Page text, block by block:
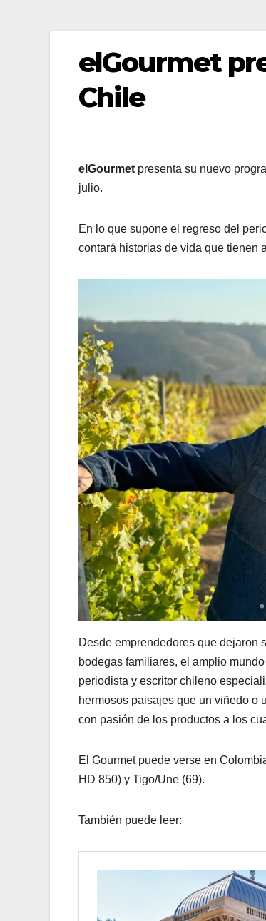
elGourmet
Chile
elGourmet presenta su nuevo
julio.
En lo que supone el regreso del
contará historias de vida que tienen
Desde emprendedores que dejaron
bodegas familiares, el amplio
periodista y escritor chileno
hermosos paisajes que un viñedo o
con pasión de los productos a los
El Gourmet puede verse en
HD 850) y Tigo/Une (69).
También puede leer: